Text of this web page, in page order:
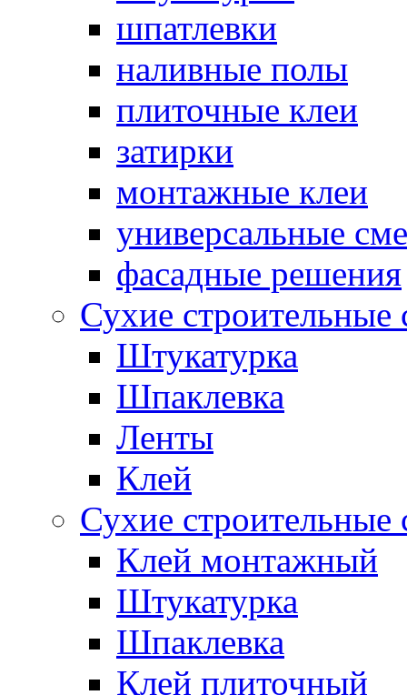
шпатлевки
наливные полы
плиточные клеи
затирки
монтажные клеи
универсальные
фасадные решения
Сухие
Штукатурка
Шпаклевка
Ленты
Клей
Сухие
Клей монтажный
Штукатурка
Шпаклевка
Клей плиточный